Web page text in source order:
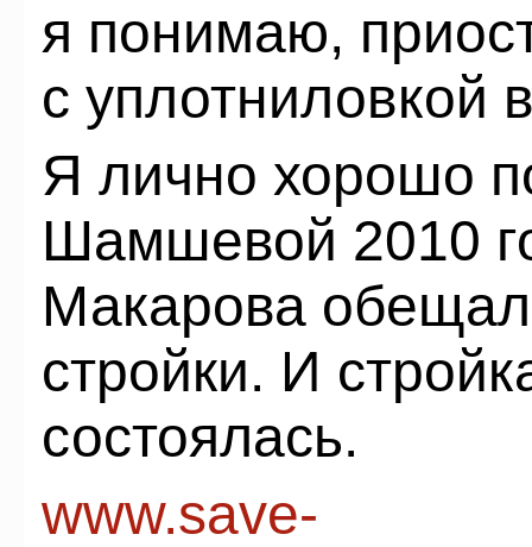
я понимаю,
с уплотниловкой
Я лично хорошо
Шамшевой 2010
Макарова обещал
стройки. И
состоялась.
www.save-